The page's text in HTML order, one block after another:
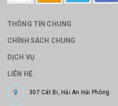
THÔNG TIN CHUNG
CHÍNH SÁCH CHUNG
DỊCH VỤ
LIÊN HỆ
307 Cát Bi, Hải An Hải Phòng